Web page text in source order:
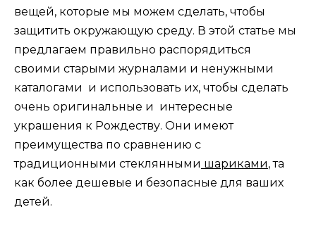
вещей, которые мы можем сделать, чтобы
защитить окружающую среду. В этой статье мы
предлагаем правильно распорядиться
своими старыми журналами и ненужными
каталогами и использовать их, чтобы сделать
очень оригинальные и интересные
украшения к Рождеству. Они имеют
преимущества по сравнению с
традиционными стеклянными шариками, та
как более дешевые и безопасные для ваших
детей.